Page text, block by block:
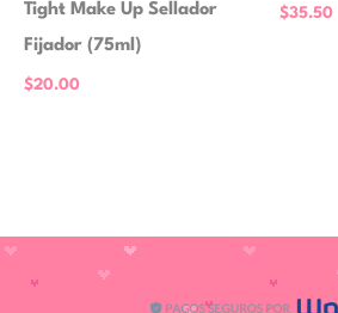
Tight Make Up Sellador
Fijador (75ml)
$20.00
$35.50